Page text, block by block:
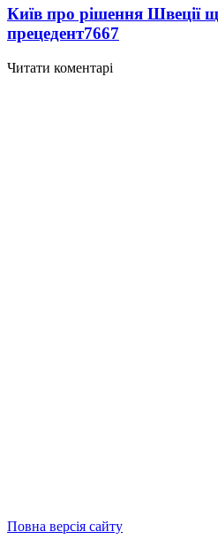
Київ про рішення Швеції
прецедент7667
Читати коментарі
Повна версія сайту